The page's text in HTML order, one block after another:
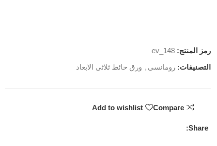
رمز المنتج:ev_148
التصنيفات: رومانسى , ورق حائط ثلاثى الابعاد
Compare
Add to wishlist
Share: